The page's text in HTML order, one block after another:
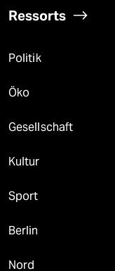
Ressorts
Politik
Öko
Gesellschaft
Kultur
Sport
Berlin
Nord